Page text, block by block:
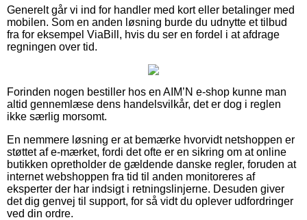
Generelt går vi ind for handler med kort eller betalinger med
mobilen. Som en anden løsning burde du udnytte et tilbud
fra for eksempel ViaBill, hvis du ser en fordel i at afdrage
regningen over tid.
Forinden nogen bestiller hos en AIM’N e-shop kunne man
altid gennemlæse dens handelsvilkår, det er dog i reglen
ikke særlig morsomt.
En nemmere løsning er at bemærke hvorvidt netshoppen er
støttet af e-mærket, fordi det ofte er en sikring om at online
butikken opretholder de gældende danske regler, foruden at
internet webshoppen fra tid til anden monitoreres af
eksperter der har indsigt i retningslinjerne. Desuden giver
det dig genvej til support, for så vidt du oplever udfordringer
ved din ordre.